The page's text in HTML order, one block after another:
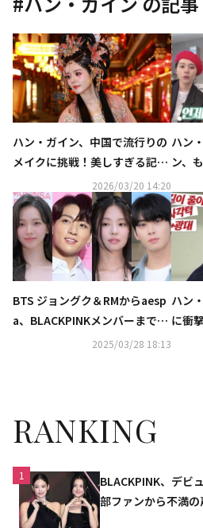
ハン・ガイン、中国で流行りの
メイクに挑戦！美しすぎる記念
ショットが話題（動画あり）
2026/03/20 14:20
ハン
ン、
実施
BTS ジョングク＆RMからaesp
a、BLACKPINKメンバーまで
続々…韓国の山火事の被害支援
2025/03/28 18:13
ハン
に衝
RANKING
1
BLACKPINK、デビ
部ファンから不満